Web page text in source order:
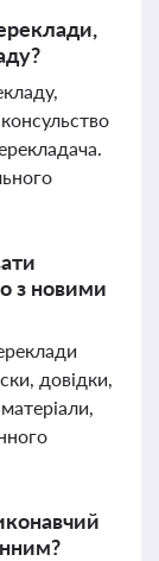
з новими
довідки,